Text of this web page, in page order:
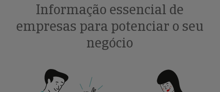
Informação essencial de
empresas para potenciar o seu
negócio